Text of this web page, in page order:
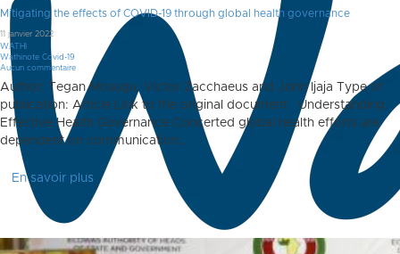
Mitigating the effects of COVID-19 through global health governance
11 janvier 2022
WATHI
Wathinote Covid-19
Aucun commentaire
Author: Tegan Mosugu, Victor Zacchaeus and John Ijaja Type of
publication: Article Link to the original document Understanding
Effective Health Governance Concerted global health efforts are
dependent on communication…
En savoir plus